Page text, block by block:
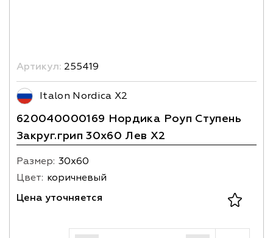
Артикул: 255419
Italon Nordica X2
620040000169 Нордика Роуп Ступень
Закруг.грип 30х60 Лев X2
Размер: 30х60
Цвет: коричневый
Цена уточняется